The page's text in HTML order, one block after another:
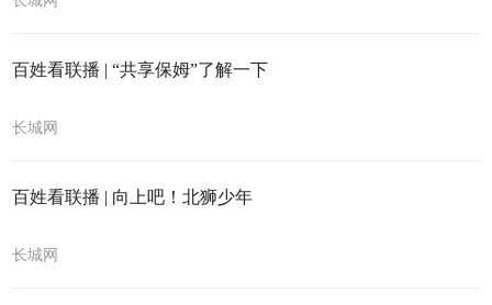
百姓看联播 | “共享保姆”了解一下
长城网
百姓看联播 | 向上吧！北狮少年
长城网